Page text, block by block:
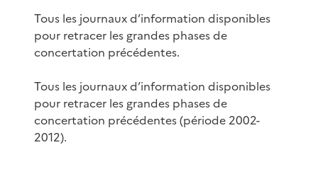
Tous les journaux d’information disponibles
pour retracer les grandes phases de
concertation précédentes.
Tous les journaux d’information disponibles
pour retracer les grandes phases de
concertation précédentes (période 2002-
2012).